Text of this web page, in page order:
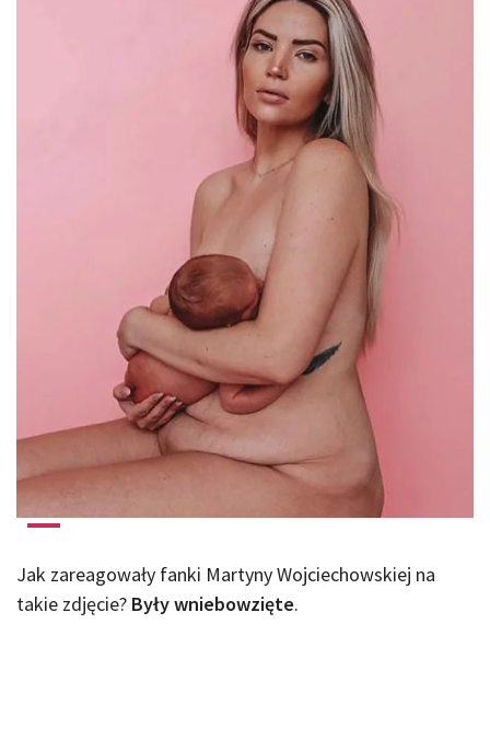
Jak zareagowały fanki Martyny Wojciechowskiej na
takie zdjęcie? Były wniebowzięte.